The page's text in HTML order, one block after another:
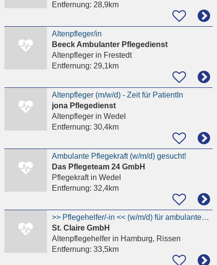
Entfernung: 28,9km
Altenpfleger/in
Beeck Ambulanter Pflegedienst
Altenpflegerin Frestedt
Entfernung: 29,1km
Altenpfleger (m/w/d) - Zeit für PatientIn
jona Pflegedienst
Altenpflegerin Wedel
Entfernung: 30,4km
Ambulante Pflegekraft (w/m/d) gesucht!
Das Pflegeteam 24 GmbH
Pflegekraftin Wedel
Entfernung: 32,4km
>> Pflegehelfer/-in << (w/m/d) für ambulanten Pflegedienst in Hamburg-Rissen
St. Claire GmbH
Altenpflegehelferin Hamburg, Rissen
Entfernung: 33,5km